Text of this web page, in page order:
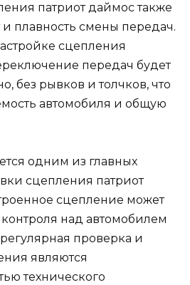
патриот даймос также
плавность смены передач.
сцепления
передач будет
без рывков и толчков, что
автомобиля и общую
одним из главных
сцепления патриот
сцепление может
над автомобилем
проверка и
являются
технического